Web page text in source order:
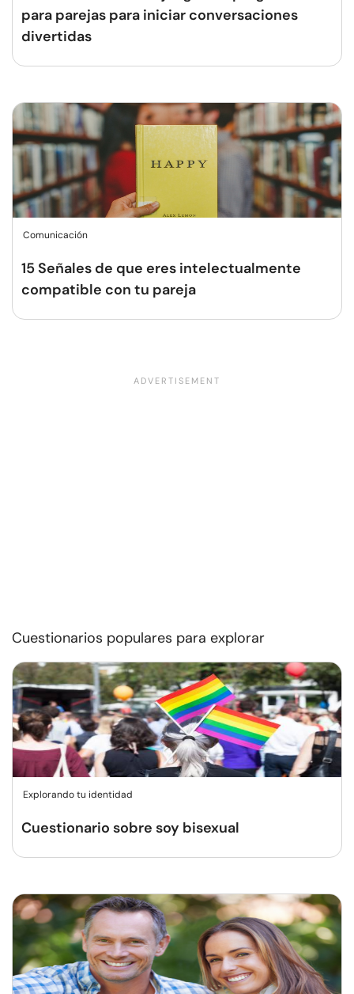
para parejas para iniciar conversaciones
divertidas
Comunicación
15 Señales de que eres intelectualmente
compatible con tu pareja
Cuestionarios populares para explorar
Explorando tu identidad
Cuestionario sobre soy bisexual